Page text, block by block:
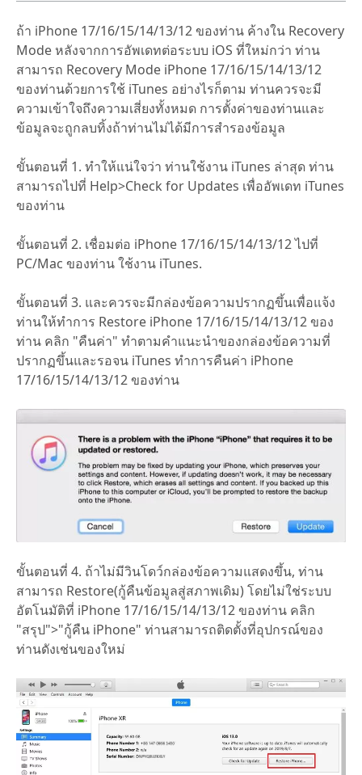
ถ้า iPhone 17/16/15/14/13/12 ของท่าน ค้างใน Recovery
Mode หลังจากการอัพเดทต่อระบบ iOS ที่ใหม่กว่า ท่าน
สามารถ Recovery Mode iPhone 17/16/15/14/13/12
ของท่านด้วยการใช้ iTunes อย่างไรก็ตาม ท่านควรจะมี
ความเข้าใจถึงความเสี่ยงทั้งหมด การตั้งค่าของท่านและ
ข้อมูลจะถูกลบทิ้งถ้าท่านไม่ได้มีการสำรองข้อมูล
ขั้นตอนที่ 1. ทำให้แน่ใจว่า ท่านใช้งาน iTunes ล่าสุด ท่าน
สามารถไปที่ Help>Check for Updates เพื่ออัพเดท iTunes
ของท่าน
ขั้นตอนที่ 2. เชื่อมต่อ iPhone 17/16/15/14/13/12 ไปที่
PC/Mac ของท่าน ใช้งาน iTunes.
ขั้นตอนที่ 3. และควรจะมีกล่องข้อความปรากฏขึ้นเพื่อแจ้ง
ท่านให้ทำการ Restore iPhone 17/16/15/14/13/12 ของ
ท่าน คลิก "คืนค่า" ทำตามคำแนะนำของกล่องข้อความที่
ปรากฏขึ้นและรอจน iTunes ทำการคืนค่า iPhone
17/16/15/14/13/12 ของท่าน
ขั้นตอนที่ 4. ถ้าไม่มีวินโดว์กล่องข้อความแสดงขึ้น, ท่าน
สามารถ Restore(กู้คืนข้อมูลสู่สภาพเดิม) โดยไม่ใช่ระบบ
อัตโนมัติที่ iPhone 17/16/15/14/13/12 ของท่าน คลิก
"สรุป">"กู้คืน iPhone" ท่านสามารถติดตั้งที่อุปกรณ์ของ
ท่านดังเช่นของใหม่